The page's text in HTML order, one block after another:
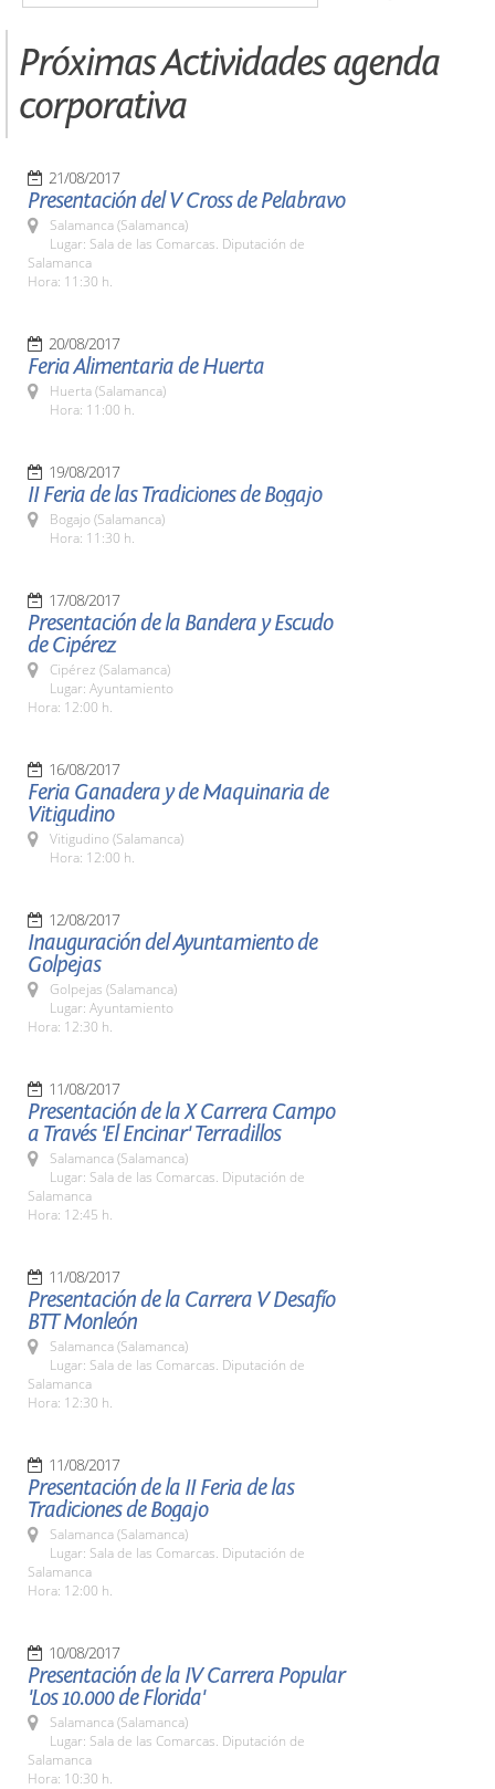
Próximas Actividades agenda
corporativa
21/08/2017
Presentación del V Cross de Pelabravo
Salamanca (Salamanca)
Lugar: Sala de las Comarcas. Diputación de
Salamanca
Hora: 11:30 h.
20/08/2017
Feria Alimentaria de Huerta
Huerta (Salamanca)
Hora: 11:00 h.
19/08/2017
II Feria de las Tradiciones de Bogajo
Bogajo (Salamanca)
Hora: 11:30 h.
17/08/2017
Presentación de la Bandera y Escudo
de Cipérez
Cipérez (Salamanca)
Lugar: Ayuntamiento
Hora: 12:00 h.
16/08/2017
Feria Ganadera y de Maquinaria de
Vitigudino
Vitigudino (Salamanca)
Hora: 12:00 h.
12/08/2017
Inauguración del Ayuntamiento de
Golpejas
Golpejas (Salamanca)
Lugar: Ayuntamiento
Hora: 12:30 h.
11/08/2017
Presentación de la X Carrera Campo
a Través 'El Encinar' Terradillos
Salamanca (Salamanca)
Lugar: Sala de las Comarcas. Diputación de
Salamanca
Hora: 12:45 h.
11/08/2017
Presentación de la Carrera V Desafío
BTT Monleón
Salamanca (Salamanca)
Lugar: Sala de las Comarcas. Diputación de
Salamanca
Hora: 12:30 h.
11/08/2017
Presentación de la II Feria de las
Tradiciones de Bogajo
Salamanca (Salamanca)
Lugar: Sala de las Comarcas. Diputación de
Salamanca
Hora: 12:00 h.
10/08/2017
Presentación de la IV Carrera Popular
'Los 10.000 de Florida'
Salamanca (Salamanca)
Lugar: Sala de las Comarcas. Diputación de
Salamanca
Hora: 10:30 h.